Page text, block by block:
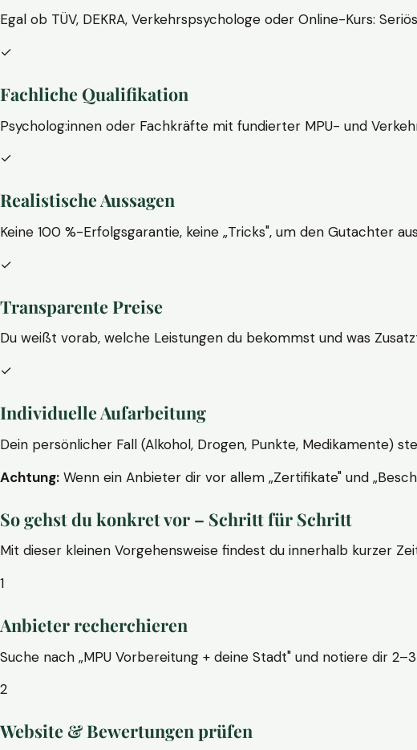
Egal ob TÜV, DEKRA, Verkehrspsychologe oder Online-Kurs:
✓
Fachliche Qualifikation
Psycholog:innen oder Fachkräfte mit fundierter MPU- und
✓
Realistische Aussagen
Keine 100 %-Erfolgsgarantie, keine „Tricks", um den Gutachter
✓
Transparente Preise
Du weißt vorab, welche Leistungen du bekommst und was
✓
Individuelle Aufarbeitung
Dein persönlicher Fall (Alkohol, Drogen, Punkte, Medikamente)
Achtung: Wenn ein Anbieter dir vor allem „Zertifikate" und
So gehst du konkret vor – Schritt für Schritt
Mit dieser kleinen Vorgehensweise findest du innerhalb kurzer
1
Anbieter recherchieren
Suche nach „MPU Vorbereitung + deine Stadt" und notiere dir
2
Website & Bewertungen prüfen